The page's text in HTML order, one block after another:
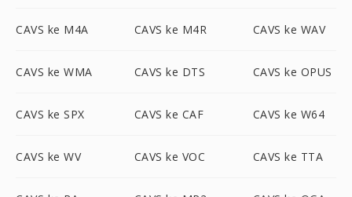
CAVS ke M4A CAVS ke M4R CAVS ke WAV
CAVS ke WMA CAVS ke DTS CAVS ke OPUS
CAVS ke SPX CAVS ke CAF CAVS ke W64
CAVS ke WV CAVS ke VOC CAVS ke TTA